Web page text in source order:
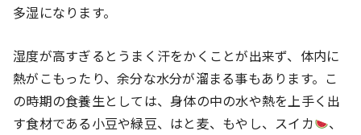
多湿になります。
湿度が高すぎるとうまく汗をかくことが出来ず、体内に
熱がこもったり、余分な水分が溜まる事もあります。こ
の時期の食養生としては、身体の中の水や熱を上手く出
す食材である小豆や緑豆、はと麦、もやし、スイカ
、